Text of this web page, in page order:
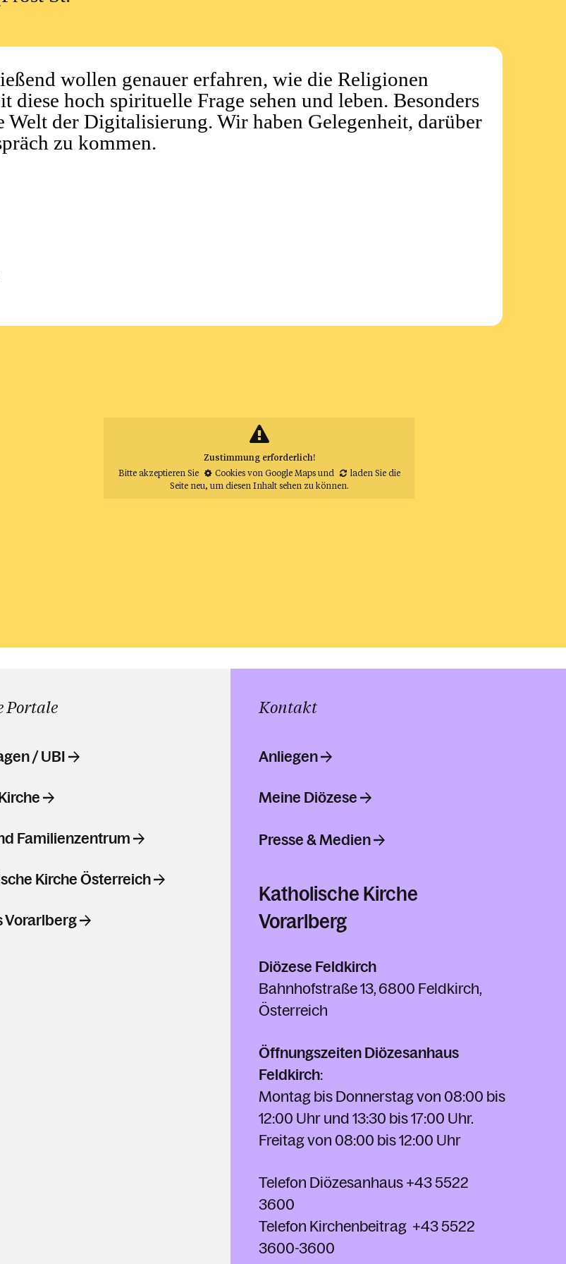
wollen genauer erfahren, wie die Religionen
diese hoch spirituelle Frage sehen und leben. Besonders
Welt der Digitalisierung. Wir haben Gelegenheit, darüber
zu kommen.
Zustimmung erforderlich!
Bitte akzeptieren Sie
Cookies von Google Mapsund
laden Sie die
Seite neu, um diesen Inhalt sehen zu können.
Portale
/ UBI
Familienzentrum
Kirche Österreich
Vorarlberg
Kontakt
Anliegen
Meine Diözese
Presse & Medien
Katholische Kirche
Vorarlberg
Diözese Feldkirch
Bahnhofstraße 13, 6800 Feldkirch,
Österreich
Öffnungszeiten Diözesanhaus
Feldkirch:
Montag bis Donnerstag von 08:00 bis
12:00 Uhr und 13:30 bis 17:00 Uhr.
Freitag von 08:00 bis 12:00 Uhr
Telefon Diözesanhaus +43 5522
3600
Telefon Kirchenbeitrag +43 5522
3600-3600